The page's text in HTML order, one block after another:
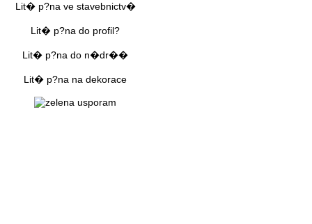
Lit� p?na ve stavebnictv�
Lit� p?na do profil?
Lit� p?na do n�dr��
Lit� p?na na dekorace